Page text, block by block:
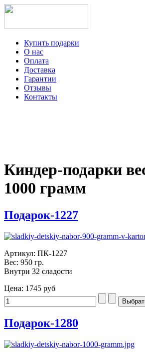
Купить подарки
О нас
Оплата
Доставка
Гарантии
Отзывы
Контакты
Киндер-подарки
1000 грамм
Подарок-1227
Артикул: ПК-1227
Вес: 950 гр.
Внутри 32 сладости
Цена: 1745 руб
Подарок-1280